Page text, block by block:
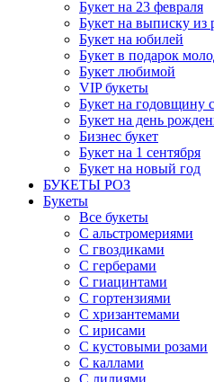
Букет на 23 февраля
Букет на выписку из
Букет на юбилей
Букет в подарок
Букет любимой
VIP букеты
Букет на годовщину
Букет на день
Бизнес букет
Букет на 1 сентября
Букет на новый год
БУКЕТЫ РОЗ
Букеты
Все букеты
С альстромериями
С гвоздиками
С герберами
С гиацинтами
С гортензиями
С хризантемами
С ирисами
С кустовыми розами
С каллами
С лилиями